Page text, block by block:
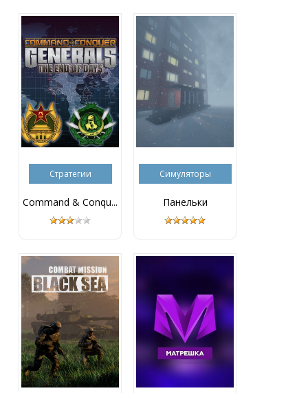
Стратегии
Command & Conqu...
Симуляторы
Панельки